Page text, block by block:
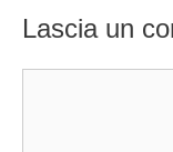
Lascia un